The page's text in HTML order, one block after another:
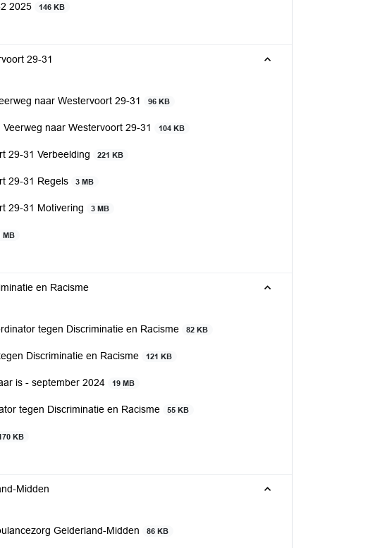
2025 146 KB
29-31
naar Westervoort 29-31
96 KB
naar Westervoort 29-31 104 KB
29-31 Verbeelding 221 KB
29-31 Regels 3 MB
29-31 Motivering 3 MB
MB
en Racisme
tegen Discriminatie en Racisme
82 KB
Discriminatie en Racisme 121 KB
is - september 2024 19 MB
tegen Discriminatie en Racisme 55 KB
KB
Midden
Gelderland-Midden
86 KB